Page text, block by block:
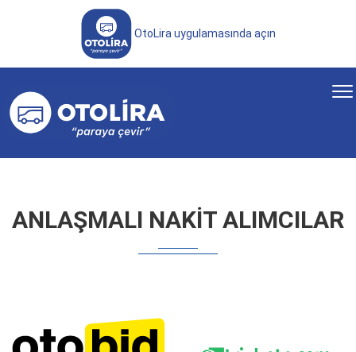
OtoLira uygulamasında açın
ANLAŞMALI NAKİT ALIMCILAR